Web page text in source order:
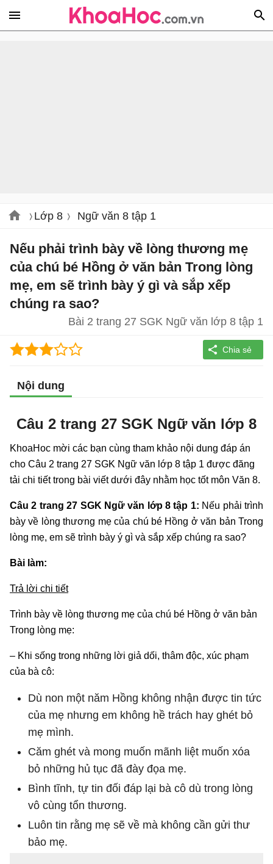
Lớp 8 Ngữ văn 8 tập 1
Nếu phải trình bày về lòng thương mẹ
của chú bé Hồng ở văn bản Trong lòng
mẹ, em sẽ trình bày ý gì và sắp xếp
chúng ra sao?
Bài 2 trang 27 SGK Ngữ văn lớp 8 tập 1
Nội dung
Câu 2 trang 27 SGK Ngữ văn lớp 8
KhoaHoc mời các bạn cùng tham khảo nội dung đáp án
cho Câu 2 trang 27 SGK Ngữ văn lớp 8 tập 1 được đăng
tải chi tiết trong bài viết dưới đây nhằm học tốt môn Văn 8.
Câu 2 trang 27 SGK Ngữ văn lớp 8 tập 1: Nếu phải trình
bày về lòng thương mẹ của chú bé Hồng ở văn bản Trong
lòng mẹ, em sẽ trình bày ý gì và sắp xếp chúng ra sao?
Bài làm:
Trả lời chi tiết
Trình bày về lòng thương mẹ của chú bé Hồng ở văn bản
Trong lòng mẹ:
– Khi sống trong những lời giả dối, thâm độc, xúc phạm
của bà cô:
Dù non một năm Hồng không nhận được tin tức
của mẹ nhưng em không hề trách hay ghét bỏ
mẹ mình.
Căm ghét và mong muốn mãnh liệt muốn xóa
bỏ những hủ tục đã đày đọa mẹ.
Bình tĩnh, tự tin đối đáp lại bà cô dù trong lòng
vô cùng tổn thương.
Luôn tin rằng mẹ sẽ về mà không cần gửi thư
bảo mẹ.